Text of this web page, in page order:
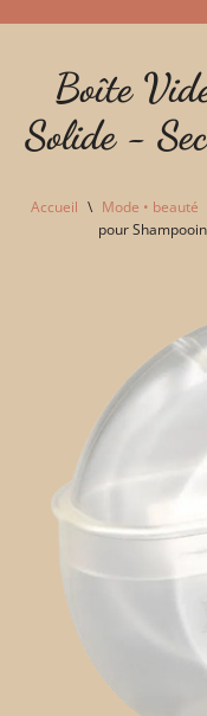
contenu
Boîte
Solide -
Accueil \ Mode • beauté
pour